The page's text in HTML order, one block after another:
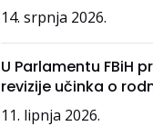
14. srpnja 2026.
U Parlamentu FBiH
revizije učinka o
11. lipnja 2026.